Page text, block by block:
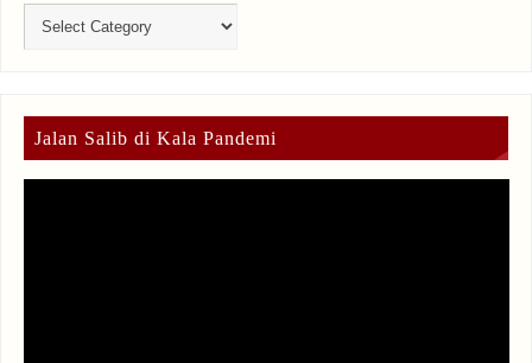
Jalan Salib di Kala Pandemi